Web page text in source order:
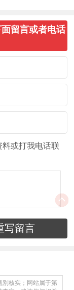
留言或者电话
或打我电话联
别核实；网站属于第